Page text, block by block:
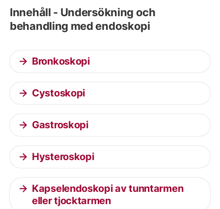
Innehåll - Undersökning och
behandling med endoskopi
Bronkoskopi
Cystoskopi
Gastroskopi
Hysteroskopi
Kapselendoskopi av tunntarmen
eller tjocktarmen